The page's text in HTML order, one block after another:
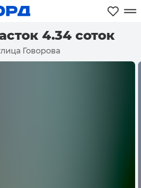
4.34 соток
Говорова